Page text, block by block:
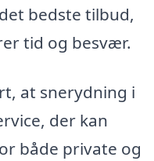
bedste tilbud,
tid og besvær.
at snerydning i
der kan
både private og